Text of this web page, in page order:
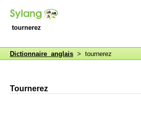
tournerez
Dictionnaire anglais > tournerez
Tournerez